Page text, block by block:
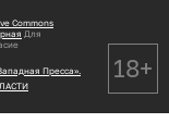
Commons
Для
Пресса».